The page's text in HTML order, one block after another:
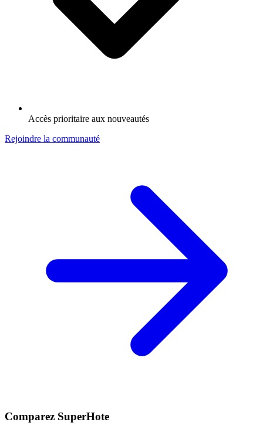
Accès prioritaire aux nouveautés
Rejoindre la communauté
Comparez SuperHote